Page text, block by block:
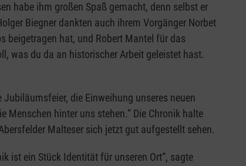
habe ihm großen Spaß gemacht, denn selbst er
Biegner dankten auch ihrem Vorgänger Norbet
beigetragen hat, und Robert Mantel für das
was du da an historischer Arbeit geleistet hast.
die Einweihung unseres neuen
Menschen hinter uns stehen.“ Die Chronik halte
Malteser sich jetzt gut aufgestellt sehen.
ist ein Stück Identität für unseren Ort“, sagte